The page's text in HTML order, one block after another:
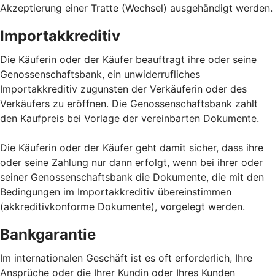
Akzeptierung einer Tratte (Wechsel) ausgehändigt werden.
Importakkreditiv
Die Käuferin oder der Käufer beauftragt ihre oder seine
Genossenschaftsbank, ein unwiderrufliches
Importakkreditiv zugunsten der Verkäuferin oder des
Verkäufers zu eröffnen. Die Genossenschaftsbank zahlt
den Kaufpreis bei Vorlage der vereinbarten Dokumente.
Die Käuferin oder der Käufer geht damit sicher, dass ihre
oder seine Zahlung nur dann erfolgt, wenn bei ihrer oder
seiner Genossenschaftsbank die Dokumente, die mit den
Bedingungen im Importakkreditiv übereinstimmen
(akkreditivkonforme Dokumente), vorgelegt werden.
Bankgarantie
Im internationalen Geschäft ist es oft erforderlich, Ihre
Ansprüche oder die Ihrer Kundin oder Ihres Kunden